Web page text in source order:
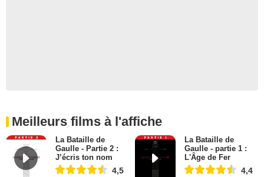
Meilleurs films à l'affiche
La Bataille de
Gaulle - Partie 2 :
J’écris ton nom
4,5
La Bataille de
Gaulle - partie 1 :
L'Âge de Fer
4,4